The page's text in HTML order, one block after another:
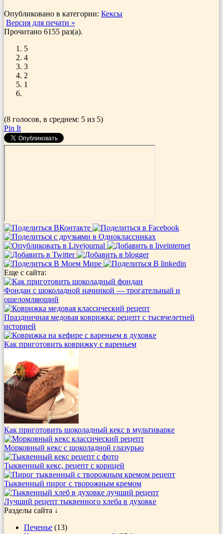
Опубликовано в категории: Кексы
Версия для печати »
Прочитано 6155 раз(a).
5
4
3
2
1
(8 голосов, в среднем: 5 из 5)
Pin It
Еще с сайта:
Фондан с шоколадной начинкой — трогательный и
ошеломляющий
Праздничная медовая коврижка: рецепт с тысячелетней
историей
Как приготовить коврижку с вареньем
Как приготовить шоколадный кекс в мультиварке
Морковный кекс с шоколадной глазурью
Тыквенный кекс, рецепт с корицей
Тыквенный пирог с творожным кремом
Лучший рецепт тыквенного хлеба в духовке
Разделы сайта ↓
Печенье (13)